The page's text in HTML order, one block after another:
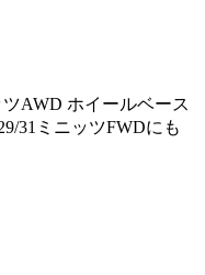
AWD ホイールベース
31ミニッツFWDにも